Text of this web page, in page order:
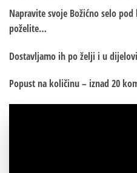
Napravite svoje Božićno selo
poželite…
Dostavljamo ih po želji i u
Popust na količinu – iznad 20